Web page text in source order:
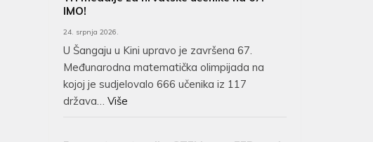
IMO!
24. srpnja 2026.
U Šangaju u Kini upravo je završena 67.
Međunarodna matematička olimpijada na
kojoj je sudjelovalo 666 učenika iz 117
država…Više